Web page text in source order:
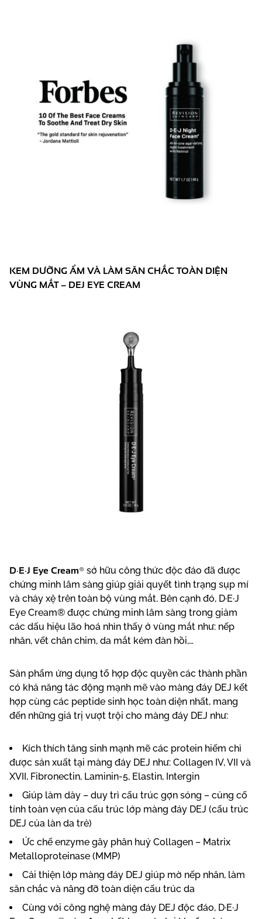
KEM DƯỠNG ẨM VÀ LÀM SĂN CHẮC TOÀN DIỆN
VÙNG MẮT – DEJ EYE CREAM
D·E·J Eye Cream® sở hữu công thức độc đáo đã được
chứng minh lâm sàng giúp giải quyết tình trạng sụp mí
và chảy xệ trên toàn bộ vùng mắt. Bên cạnh đó, D·E·J
Eye Cream® được chứng minh lâm sàng trong giảm
các dấu hiệu lão hoá nhìn thấy ở vùng mắt như: nếp
nhăn, vết chân chim, da mắt kém đàn hồi,…
Sản phẩm ứng dụng tổ hợp độc quyền các thành phần
có khả năng tác động mạnh mẽ vào màng đáy DEJ kết
hợp cùng các peptide sinh học toàn diện nhất, mang
đến những giá trị vượt trội cho màng đáy DEJ như:
Kích thích tăng sinh mạnh mẽ các protein hiếm chỉ
được sản xuất tại màng đáy DEJ như: Collagen IV, VII và
XVII, Fibronectin, Laminin-5, Elastin, Intergin
Giúp làm dày – duy trì cấu trúc gợn sóng – củng cố
tính toàn vẹn của cấu trúc lớp màng đáy DEJ (cấu trúc
DEJ của làn da trẻ)
Ức chế enzyme gây phân huỷ Collagen – Matrix
Metalloproteinase (MMP)
Cải thiện lớp màng đáy DEJ giúp mờ nếp nhăn, làm
săn chắc và nâng đỡ toàn diện cấu trúc da
Cùng với công nghệ màng đáy DEJ độc đáo, D·E·J